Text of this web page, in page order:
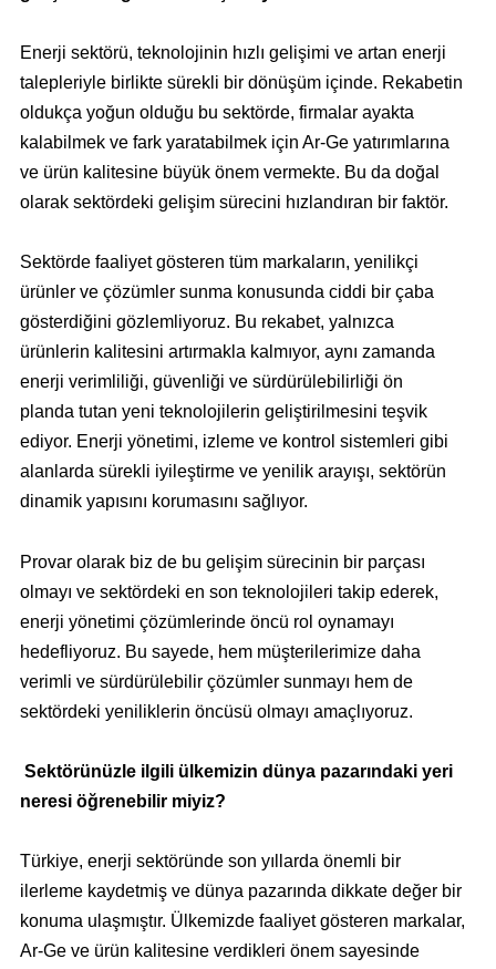
Enerji sektörü, teknolojinin hızlı gelişimi ve artan enerji
talepleriyle birlikte sürekli bir dönüşüm içinde. Rekabetin
oldukça yoğun olduğu bu sektörde, firmalar ayakta
kalabilmek ve fark yaratabilmek için Ar-Ge yatırımlarına
ve ürün kalitesine büyük önem vermekte. Bu da doğal
olarak sektördeki gelişim sürecini hızlandıran bir faktör.
Sektörde faaliyet gösteren tüm markaların, yenilikçi
ürünler ve çözümler sunma konusunda ciddi bir çaba
gösterdiğini gözlemliyoruz. Bu rekabet, yalnızca
ürünlerin kalitesini artırmakla kalmıyor, aynı zamanda
enerji verimliliği, güvenliği ve sürdürülebilirliği ön
planda tutan yeni teknolojilerin geliştirilmesini teşvik
ediyor. Enerji yönetimi, izleme ve kontrol sistemleri gibi
alanlarda sürekli iyileştirme ve yenilik arayışı, sektörün
dinamik yapısını korumasını sağlıyor.
Provar olarak biz de bu gelişim sürecinin bir parçası
olmayı ve sektördeki en son teknolojileri takip ederek,
enerji yönetimi çözümlerinde öncü rol oynamayı
hedefliyoruz. Bu sayede, hem müşterilerimize daha
verimli ve sürdürülebilir çözümler sunmayı hem de
sektördeki yeniliklerin öncüsü olmayı amaçlıyoruz.
Sektörünüzle ilgili ülkemizin dünya pazarındaki yeri
neresi öğrenebilir miyiz?
Türkiye, enerji sektöründe son yıllarda önemli bir
ilerleme kaydetmiş ve dünya pazarında dikkate değer bir
konuma ulaşmıştır. Ülkemizde faaliyet gösteren markalar,
Ar-Ge ve ürün kalitesine verdikleri önem sayesinde